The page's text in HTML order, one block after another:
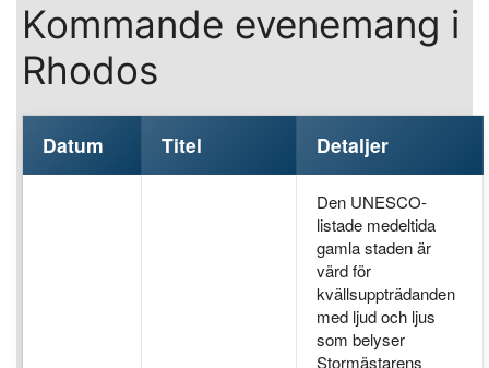
Kommande evenemang i
Rhodos
Datum Titel Detaljer
Den UNESCO-
listade medeltida
gamla staden är
värd för
kvällsuppträdanden
med ljud och ljus
som belyser
Stormästarens